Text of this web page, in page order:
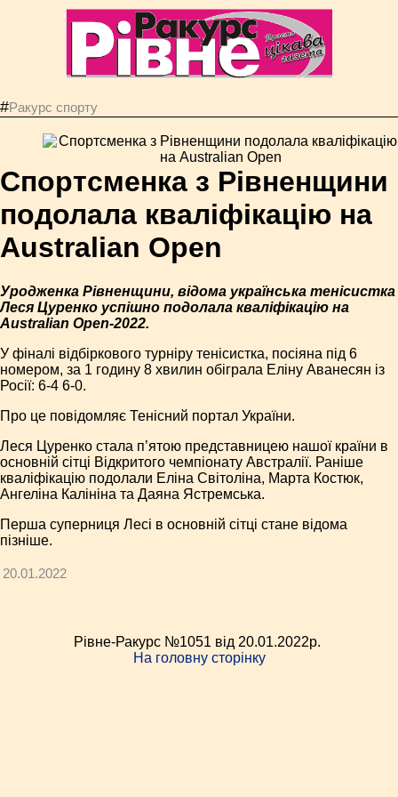
#Ракурс спорту
Спортсменка з Рівненщини
подолала кваліфікацію на
Australian Open
Уродженка Рівненщини, відома українська тенісистка
Леся Цуренко успішно подолала кваліфікацію на
Australian Open-2022.
У фіналі відбіркового турніру тенісистка, посіяна під 6
номером, за 1 годину 8 хвилин обіграла Еліну Аванесян із
Росії: 6-4 6-0.
Про це повідомляє Тенісний портал України.
Леся Цуренко стала п’ятою представницею нашої країни в
основній сітці Відкритого чемпіонату Австралії. Раніше
кваліфікацію подолали Еліна Світоліна, Марта Костюк,
Ангеліна Калініна та Даяна Ястремська.
Перша суперниця Лесі в основній сітці стане відома
пізніше.
20.01.2022
Рівне-Ракурс №1051 від 20.01.2022p.
На головну сторінку